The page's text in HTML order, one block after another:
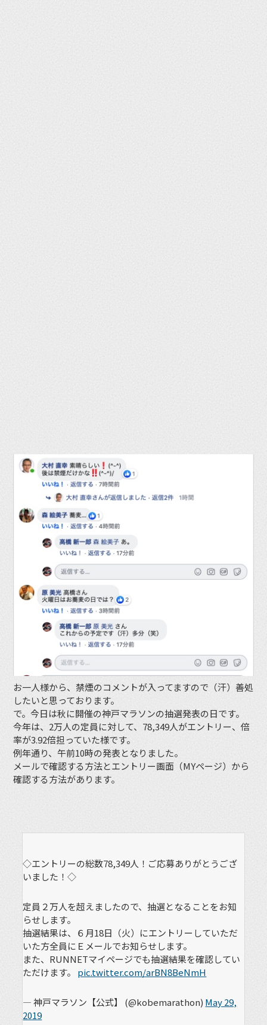
お一人様から、禁煙のコメントが入ってますので（汗）善処
したいと思っております。
で。今日は秋に開催の神戸マラソンの抽選発表の日です。
今年は、2万人の定員に対して、78,349人がエントリー、倍
率が3.92倍担っていた様です。
例年通り、午前10時の発表となりました。
メールで確認する方法とエントリー画面（MYページ）から
確認する方法があります。
◇エントリーの総数78,349人！ご応募ありがとうござ
いました！◇
定員２万人を超えましたので、抽選となることをお知
らせします。
抽選結果は、６月18日（火）にエントリーしていただ
いた方全員にＥメールでお知らせします。
また、RUNNETマイページでも抽選結果を確認してい
ただけます。 pic.twitter.com/arBN8BeNmH
— 神戸マラソン【公式】 (@kobemarathon) May 29,
2019